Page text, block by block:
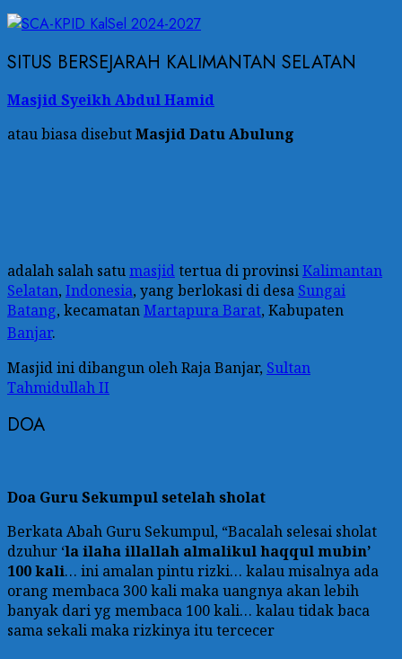
SITUS BERSEJARAH KALIMANTAN SELATAN
Masjid Syeikh Abdul Hamid
atau biasa disebutMasjid Datu Abulung
adalah salah satumasjidtertua di provinsiKalimantan
Selatan, Indonesia, yang berlokasi di desa Sungai
Batang, kecamatanMartapura Barat, Kabupaten
Banjar.
Masjid ini dibangun oleh Raja Banjar, Sultan
Tahmidullah II
DOA
Doa Guru Sekumpul setelah sholat
Berkata Abah Guru Sekumpul, “Bacalah selesai sholat
dzuhur ‘la ilaha illallah almalikul haqqul mubin’
100 kali… ini amalan pintu rizki… kalau misalnya ada
orang membaca 300 kali maka uangnya akan lebih
banyak dari yg membaca 100 kali… kalau tidak baca
sama sekali maka rizkinya itu tercecer